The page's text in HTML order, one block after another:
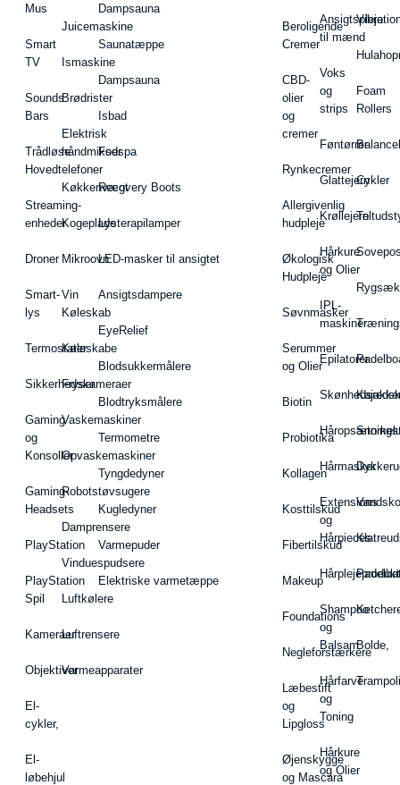
Mus
Smart
TV
Sounds
Bars
Trådløse
Hovedtelefoner
Streaming-
enheder
Droner
Smart-
lys
Termostater
Sikkerhedskameraer
Gaming
og
Konsoller
Gaming-
Headsets
PlayStation
PlayStation
Spil
Kameraer
Objektiver
El-
cykler,
El-
løbehjul
Juicemaskine
Ismaskine
Brødrister
Elektrisk
håndmikser
Køkkenvægt
Kogeplade
Mikroovn
Vin
Køleskab
Køleskabe
Fryser
Vaskemaskiner
Opvaskemaskiner
Robotstøvsugere
Damprensere
Vinduespudsere
Luftkølere
Luftrensere
Varmeapparater
Dampsauna
Saunatæppe
Dampsauna
Isbad
Fodspa
Recovery Boots
Lysterapilamper
LED-masker til ansigtet
Ansigtsdampere
EyeRelief
Blodsukkermålere
Blodtryksmålere
Termometre
Tyngdedyner
Kugledyner
Varmepuder
Elektriske varmetæppe
Beroligende
Cremer
CBD-
olier
og
cremer
Rynkecremer
Allergivenlig
hudpleje
Økologisk
Hudpleje
Søvnmasker
Serummer
og Olier
Biotin
Probiotika
Kollagen
Kosttilskud
Fibertilskud
Makeup
Foundations
Negleforstærkere
Læbestift
og
Lipgloss
Øjenskygge
og Mascara
Ansigtspleje
til mænd
Voks
og
strips
Føntørrer
Glattejern
Krøllejern
Hårkure
og Olier
IPL-
maskiner
Epilatorer
Hårmasker
Extensions
og
Hårpieces
Shampoo
og
Balsam
Hårfarve
og
Toning
Hårkure
og Olier
Foam
Rollers
Cykler
Vandsko
Bolde,